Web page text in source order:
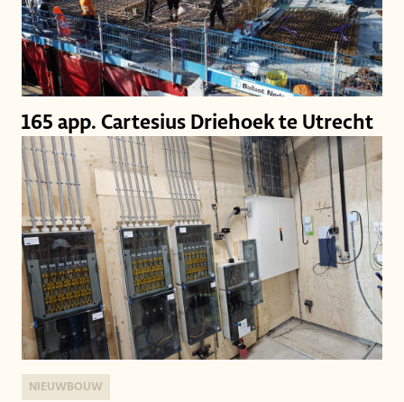
165 app. Cartesius Driehoek te Utrecht
NIEUWBOUW